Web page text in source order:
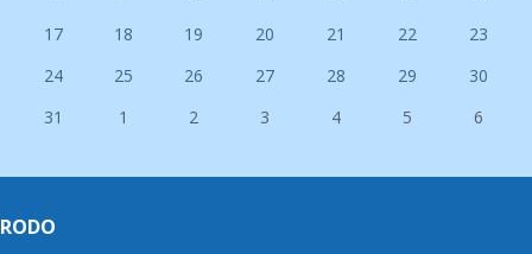
17
18 19 20 21 22
23
24
25 26 27 28 29
30
31
1 2 3 4 5 6
RODO